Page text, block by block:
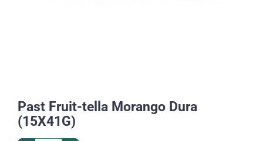
Past Fruit-tella Morango Dura
(15X41G)